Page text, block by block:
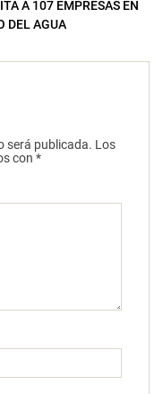
A 107 EMPRESAS EN
DEL AGUA
será publicada. Los
con *